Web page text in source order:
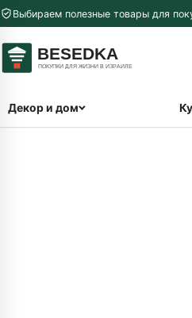
Перейти к содержимому
Выбираем полезные товары для
Декор и дом